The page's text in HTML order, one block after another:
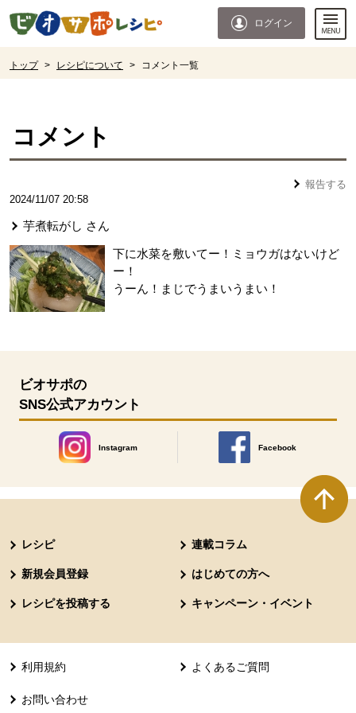
ページの先頭です。
ログイン
トップ > レシピについて > コメント一覧
コメント
報告する
2024/11/07 20:58
芋煮転がし さん
下に水菜を敷いてー！ミョウガはないけど
ー！
うーん！まじでうまいうまい！
ビオサポの
SNS公式アカウント
Instagram
別のウィンドウで開きます。
Facebook
別のウィンドウで開きます
レシピ 連載コラム
新規会員登録 はじめての方へ
レシピを投稿する キャンペーン・イベント
利用規約 よくあるご質問
お問い合わせ